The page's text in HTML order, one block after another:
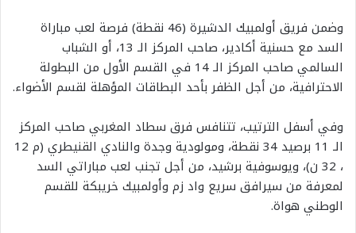
وضمن فريق أولمبيك الدشيرة (46 نقطة) فرصة لعب مباراة
السد مع حسنية أكادير، صاحب المركز الـ 13، أو الشباب
السالمي صاحب المركز الـ 14 في القسم الأول من البطولة
الاحترافية، من أجل الظفر بأحد البطاقات المؤهلة لقسم الأضواء.
وفي أسفل الترتيب، تتنافس فرق سطاد المغربي صاحب المركز
الـ 11 برصيد 34 نقطة، ومولودية وجدة والنادي القنيطري (م 12
، 32 ن)، ويوسوفية برشيد، من أجل تجنب لعب مباراتي السد
لمعرفة من سيرافق سريع واد زم وأولمبيك خريبكة للقسم
الوطني هواة.